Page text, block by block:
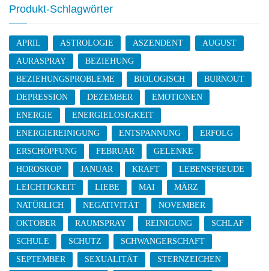
Produkt-Schlagwörter
APRIL ASTROLOGIE ASZENDENT
AUGUST
AURASPRAY
BEZIEHUNG
BEZIEHUNGSPROBLEME
BIOLOGISCH
BURNOUT
DEPRESSION
DEZEMBER
EMOTIONEN
ENERGIE
ENERGIELOSIGKEIT
ENERGIEREINIGUNG
ENTSPANNUNG
ERFOLG
ERSCHÖPFUNG
FEBRUAR
GELENKE
HOROSKOP
JANUAR KRAFT
LEBENSFREUDE
LEICHTIGKEIT
LIEBE MAI
MÄRZ
NATÜRLICH
NEGATIVITÄT
NOVEMBER
OKTOBER
RAUMSPRAY REINIGUNG
SCHLAF
SCHULE
SCHUTZ
SCHWANGERSCHAFT
SEPTEMBER
SEXUALITÄT
STERNZEICHEN